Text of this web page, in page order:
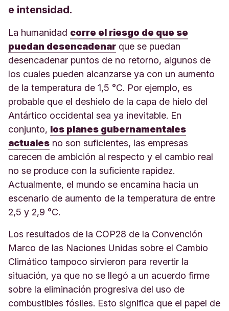
e intensidad.
La humanidad corre el riesgo de que se
puedan desencadenar que se puedan
desencadenar puntos de no retorno, algunos de
los cuales pueden alcanzarse ya con un aumento
de la temperatura de 1,5 °C. Por ejemplo, es
probable que el deshielo de la capa de hielo del
Antártico occidental sea ya inevitable. En
conjunto, los planes gubernamentales
actuales no son suficientes, las empresas
carecen de ambición al respecto y el cambio real
no se produce con la suficiente rapidez.
Actualmente, el mundo se encamina hacia un
escenario de aumento de la temperatura de entre
2,5 y 2,9 °C.
Los resultados de la COP28 de la Convención
Marco de las Naciones Unidas sobre el Cambio
Climático tampoco sirvieron para revertir la
situación, ya que no se llegó a un acuerdo firme
sobre la eliminación progresiva del uso de
combustibles fósiles. Esto significa que el papel de